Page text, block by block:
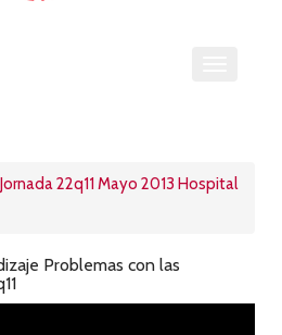
22q11 Mayo 2013 Hospital
Problemas con las